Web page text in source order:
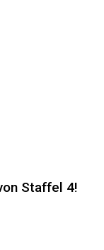
Staffel 4!